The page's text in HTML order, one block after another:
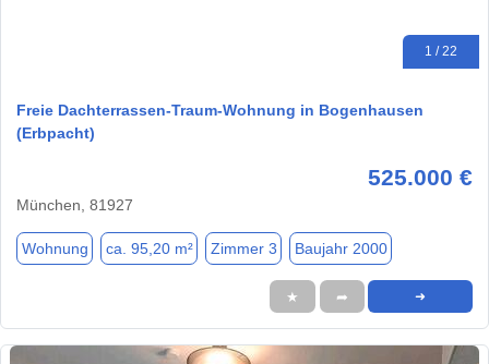
1 / 22
Freie Dachterrassen-Traum-Wohnung in Bogenhausen
(Erbpacht)
525.000 €
München, 81927
Wohnung ca. 95,20 m² Zimmer 3 Baujahr 2000
★ ➦ ➜